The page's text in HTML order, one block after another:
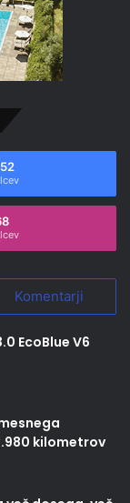
Komentarji
EcoBlue V6
kilometrov